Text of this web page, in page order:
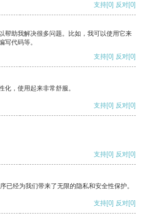
支持[0] 反对[0]
帮助我解决很多问题。比如，我可以使用它来
写代码等。
支持[0] 反对[0]
化，使用起来非常舒服。
支持[0] 反对[0]
支持[0] 反对[0]
已经为我们带来了无限的隐私和安全性保护。
支持[0] 反对[0]